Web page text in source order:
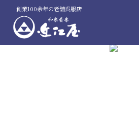
創業100余年の老舗呉服店